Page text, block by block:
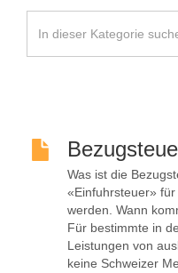
Was ist die
«Einfuhrsteuer»
werden. Wann
Für bestimmte in
Leistungen von
keine Schweizer